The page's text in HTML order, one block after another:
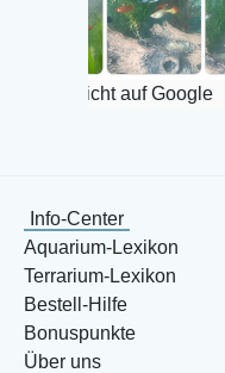
Info-Center
Aquarium-Lexikon
Terrarium-Lexikon
Bestell-Hilfe
Bonuspunkte
Über uns